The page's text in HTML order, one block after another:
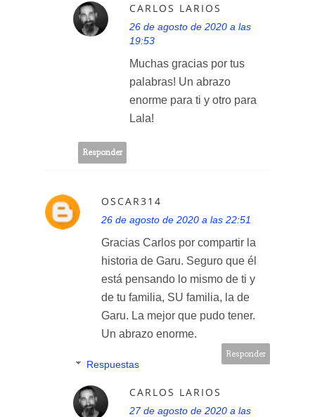
CARLOS LARIOS
26 de agosto de 2020 a las
19:53
Muchas gracias por tus
palabras! Un abrazo
enorme para ti y otro para
Lala!
Responder
OSCAR314
26 de agosto de 2020 a las 22:51
Gracias Carlos por compartir la
historia de Garu. Seguro que él
está pensando lo mismo de ti y
de tu familia, SU familia, la de
Garu. La mejor que pudo tener.
Un abrazo enorme.
Responder
Respuestas
CARLOS LARIOS
27 de agosto de 2020 a las